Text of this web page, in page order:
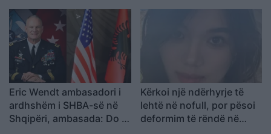
laboratorin e Frakullës
Eric Wendt ambasadori i
ardhshëm i SHBA-së në
Shqipëri, ambasada: Do të
Kërkoi një ndërhyrje të
lehtë në nofull, por pësoi
deformim të rëndë në